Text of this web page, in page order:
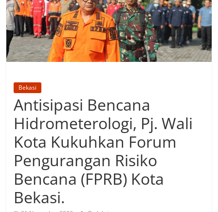
Bekasi
Antisipasi Bencana
Hidrometerologi, Pj. Wali
Kota Kukuhkan Forum
Pengurangan Risiko
Bencana (FPRB) Kota
Bekasi.